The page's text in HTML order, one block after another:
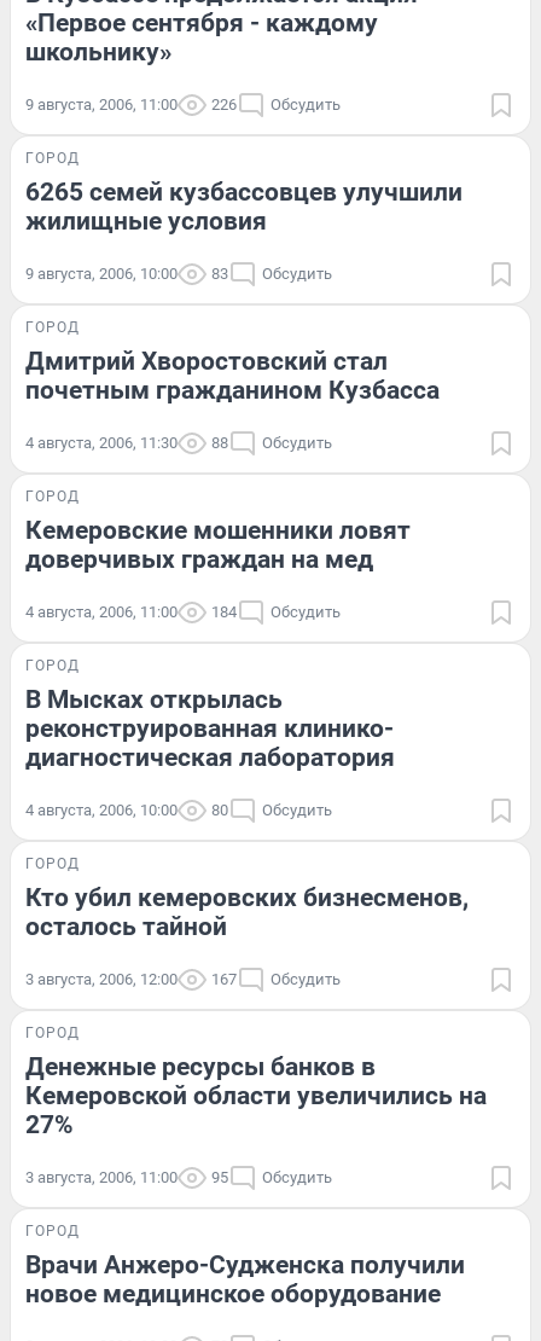
«Первое сентября - каждому
школьнику»
9 августа, 2006, 11:00 226 Обсудить
ГОРОД
6265 семей кузбассовцев улучшили
жилищные условия
9 августа, 2006, 10:00 83 Обсудить
ГОРОД
Дмитрий Хворостовский стал
почетным гражданином Кузбасса
4 августа, 2006, 11:30 88 Обсудить
ГОРОД
Кемеровские мошенники ловят
доверчивых граждан на мед
4 августа, 2006, 11:00 184 Обсудить
ГОРОД
В Мысках открылась
реконструированная клинико-
диагностическая лаборатория
4 августа, 2006, 10:00 80 Обсудить
ГОРОД
Кто убил кемеровских бизнесменов,
осталось тайной
3 августа, 2006, 12:00 167 Обсудить
ГОРОД
Денежные ресурсы банков в
Кемеровской области увеличились на
27%
3 августа, 2006, 11:00 95 Обсудить
ГОРОД
Врачи Анжеро-Судженска получили
новое медицинское оборудование